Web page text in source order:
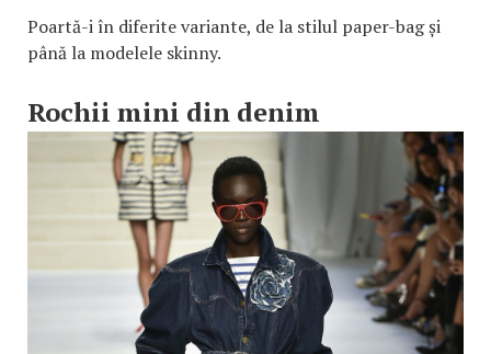
Poartă-i în diferite variante, de la stilul paper-bag și
până la modelele skinny.
Rochii mini din denim